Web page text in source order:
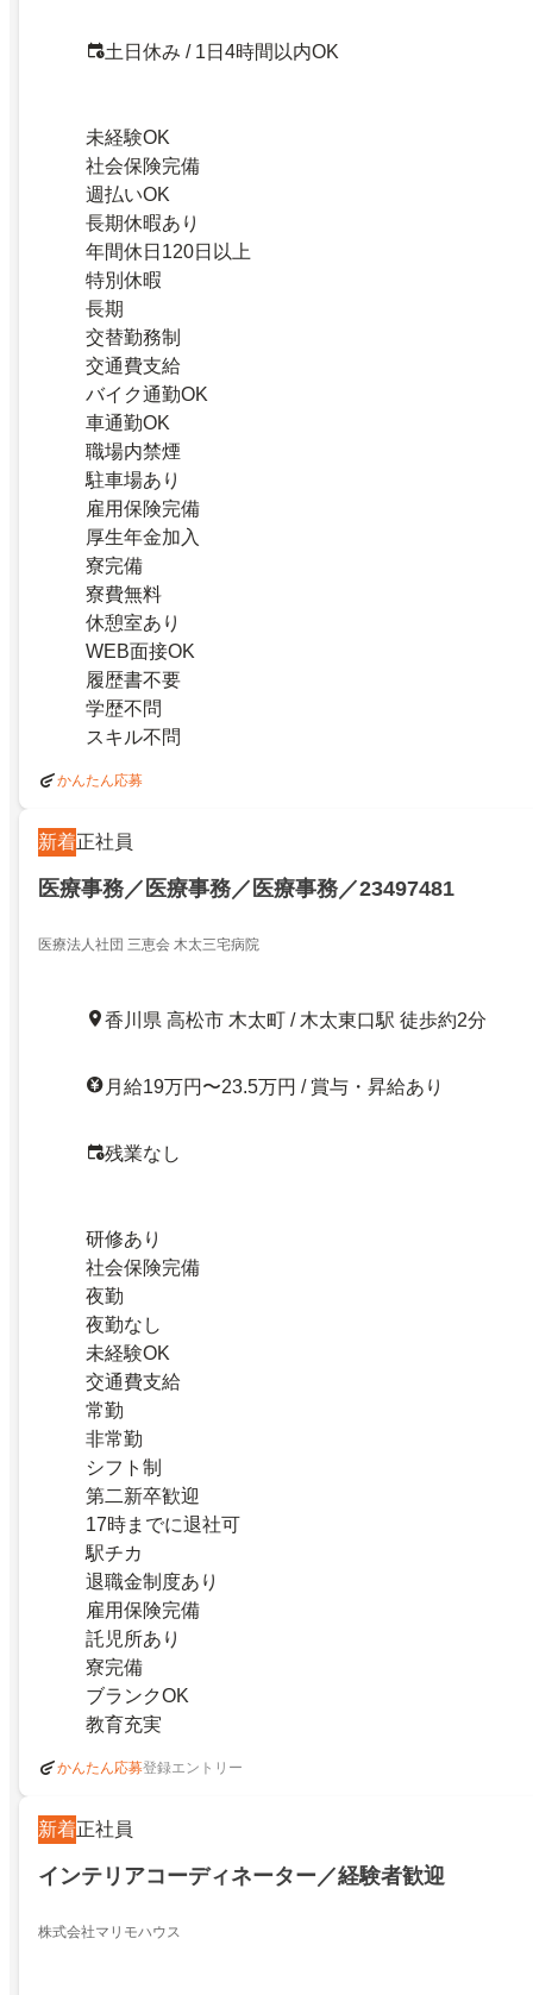
土日休み / 1日4時間以内OK
未経験OK
社会保険完備
週払いOK
長期休暇あり
年間休日120日以上
特別休暇
長期
交替勤務制
交通費支給
バイク通勤OK
車通勤OK
職場内禁煙
駐車場あり
雇用保険完備
厚生年金加入
寮完備
寮費無料
休憩室あり
WEB面接OK
履歴書不要
学歴不問
スキル不問
かんたん応募
新着正社員
医療事務／医療事務／医療事務／23497481
医療法人社団 三恵会 木太三宅病院
香川県 高松市 木太町 / 木太東口駅 徒歩約2分
月給19万円〜23.5万円 / 賞与・昇給あり
残業なし
研修あり
社会保険完備
夜勤
夜勤なし
未経験OK
交通費支給
常勤
非常勤
シフト制
第二新卒歓迎
17時までに退社可
駅チカ
退職金制度あり
雇用保険完備
託児所あり
寮完備
ブランクOK
教育充実
かんたん応募登録エントリー
新着正社員
インテリアコーディネーター／経験者歓迎
株式会社マリモハウス